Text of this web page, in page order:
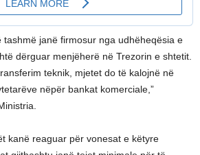
tashmë janë firmosur nga udhëheqësia e
dërguar menjëherë në Trezorin e shtetit.
teknik, mjetet do të kalojnë në
nëpër bankat komerciale,”
kanë reaguar për vonesat e këtyre